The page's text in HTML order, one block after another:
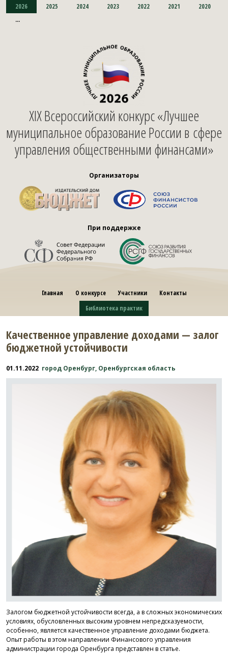
2026 2025 2024 2023 2022 2021
2020
...
XIX Всероссийский конкурс «Лучшее
муниципальное образование России в сфере
управления общественными финансами»
Организаторы
При поддержке
Главная О конкурсе Участники
Контакты
Библиотека практик
Качественное управление доходами — залог
бюджетной устойчивости
01.11.2022 город Оренбург, Оренбургская область
Залогом бюджетной устойчивости всегда, а в сложных экономических
условиях, обусловленных высоким уровнем непредсказуемости,
особенно, является качественное управление доходами бюджета.
Опыт работы в этом направлении Финансового управления
администрации города Оренбурга представлен в статье.